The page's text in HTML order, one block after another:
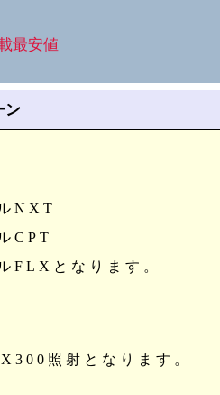
最安値
ン
NXT
CPT
FLXとなります。
照射となります。